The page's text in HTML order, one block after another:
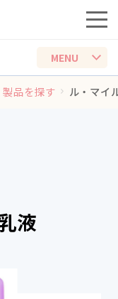
製品を探す ル・マイ
液